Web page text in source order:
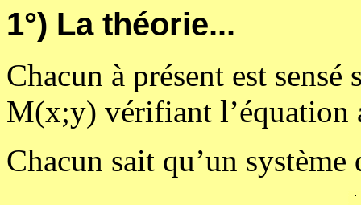
1°) La théorie...
Chacun à présent est
M(x;y) vérifiant l’équation
Chacun sait qu’un système